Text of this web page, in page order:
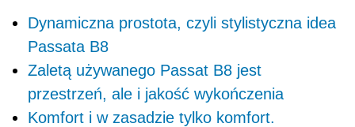
Dynamiczna prostota, czyli stylistyczna idea
Passata B8
Zaletą używanego Passat B8 jest
przestrzeń, ale i jakość wykończenia
Komfort i w zasadzie tylko komfort.